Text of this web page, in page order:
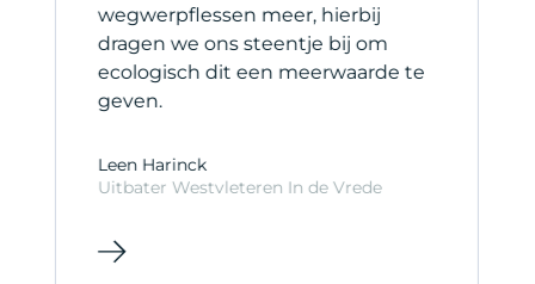
wegwerpflessen meer, hierbij
dragen we ons steentje bij om
ecologisch dit een meerwaarde te
geven.
Leen Harinck
Uitbater Westvleteren In de Vrede